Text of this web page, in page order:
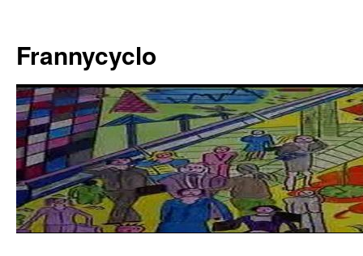
contenu
Frannycyclo